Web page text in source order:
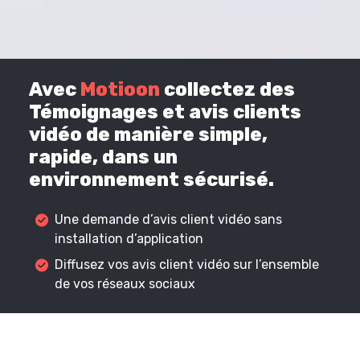
Avec Motioon collectez des
Témoignages et avis clients
vidéo de manière simple,
rapide, dans un
environnement sécurisé.
Une demande d’avis client vidéo sans
installation d’application
Diffusez vos avis client vidéo sur l’ensemble
de vos réseaux sociaux